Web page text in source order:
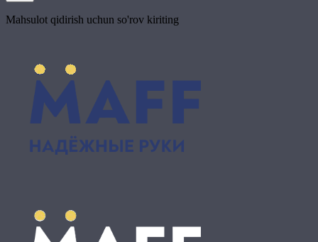
Mahsulot qidirish uchun so'rov kiriting